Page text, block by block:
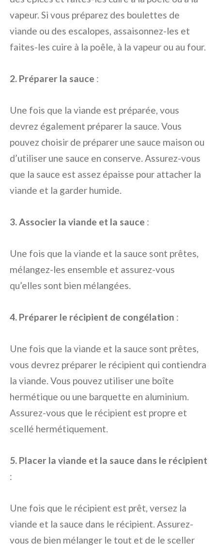
vapeur. Si vous préparez des boulettes de
viande ou des escalopes, assaisonnez-les et
faites-les cuire à la poêle, à la vapeur ou au four.
2. Préparer la sauce :
Une fois que la viande est préparée, vous
devrez également préparer la sauce. Vous
pouvez choisir de préparer une sauce maison ou
d’utiliser une sauce en conserve. Assurez-vous
que la sauce est assez épaisse pour attacher la
viande et la garder humide.
3. Associer la viande et la sauce :
Une fois que la viande et la sauce sont prêtes,
mélangez-les ensemble et assurez-vous
qu’elles sont bien mélangées.
4. Préparer le récipient de congélation :
Une fois que la viande et la sauce sont prêtes,
vous devrez préparer le récipient qui contiendra
la viande. Vous pouvez utiliser une boîte
hermétique ou une barquette en aluminium.
Assurez-vous que le récipient est propre et
scellé hermétiquement.
5. Placer la viande et la sauce dans le récipient
:
Une fois que le récipient est prêt, versez la
viande et la sauce dans le récipient. Assurez-
vous de bien mélanger le tout et de le sceller